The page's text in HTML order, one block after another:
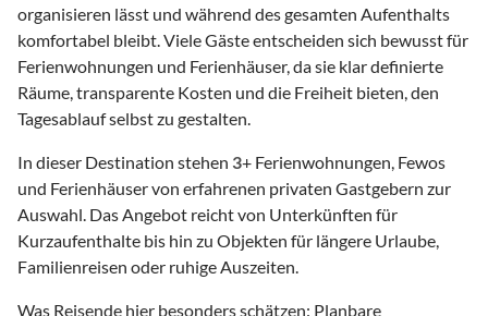
organisieren lässt und während des gesamten Aufenthalts
komfortabel bleibt. Viele Gäste entscheiden sich bewusst für
Ferienwohnungen und Ferienhäuser, da sie klar definierte
Räume, transparente Kosten und die Freiheit bieten, den
Tagesablauf selbst zu gestalten.
In dieser Destination stehen 3+ Ferienwohnungen, Fewos
und Ferienhäuser von erfahrenen privaten Gastgebern zur
Auswahl. Das Angebot reicht von Unterkünften für
Kurzaufenthalte bis hin zu Objekten für längere Urlaube,
Familienreisen oder ruhige Auszeiten.
Was Reisende hier besonders schätzen: Planbare